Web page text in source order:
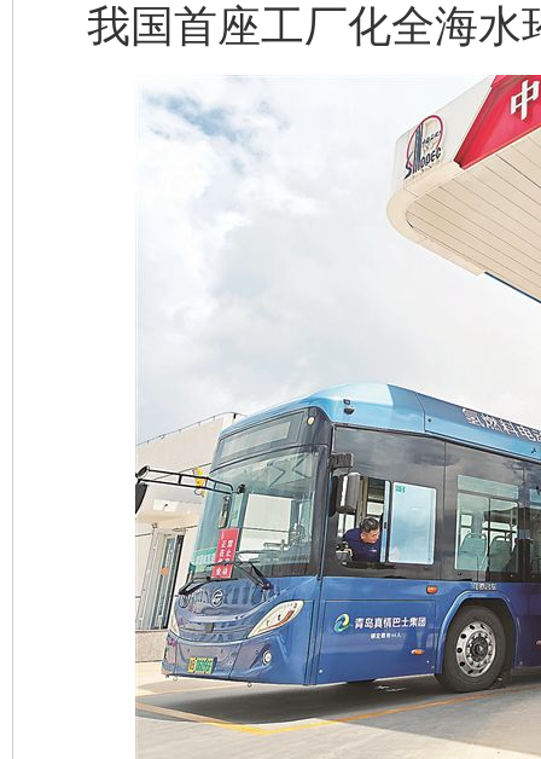
我国首座工厂化全海水